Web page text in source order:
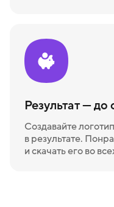
Результат — до
Создавайте
в результате.
и скачать его во